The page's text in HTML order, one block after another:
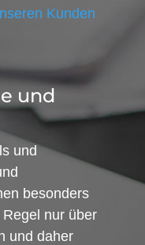
Kunden
und
und
besonders
nur über
und daher